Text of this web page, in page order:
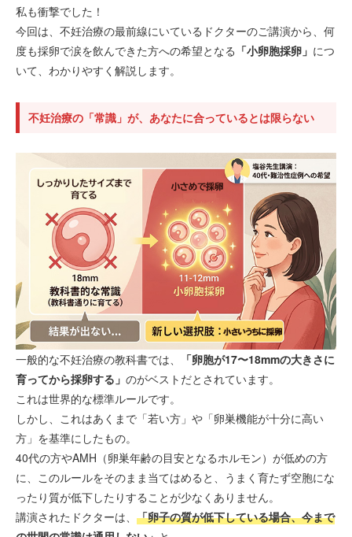
私も衝撃でした！
今回は、不妊治療の最前線にいているドクターのご講演から、何
度も採卵で涙を飲んできた方への希望となる 「小卵胞採卵」 につ
いて、わかりやすく解説します。
不妊治療の「常識」が、あなたに合っているとは限らない
一般的な不妊治療の教科書では、
「卵胞が17〜18mmの大きさに
育ってから採卵する」 のがベストだとされています。
これは世界的な標準ルールです。
しかし、これはあくまで「若い方」や「卵巣機能が十分に高い
方」を基準にしたもの。
40代の方やAMH（卵巣年齢の目安となるホルモン）が低めの方
に、このルールをそのまま当てはめると、うまく育たず空胞にな
ったり質が低下したりすることが少なくありません。
講演されたドクターは、 「卵子の質が低下している場合、今まで